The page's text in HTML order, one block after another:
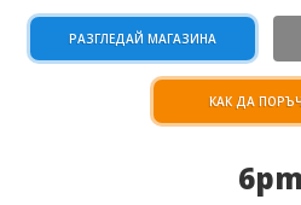
РАЗГЛЕДАЙ МАГАЗИНА
КАК ДА
6pm